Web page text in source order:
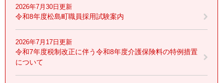
2026年7月30日更新
令和8年度松島町職員採用試験案内
2026年7月17日更新
令和7年度税制改正に伴う令和8年度介護保険料の特例措置
について